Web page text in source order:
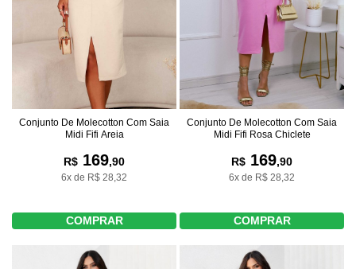
Conjunto De Molecotton Com Saia
Midi Fifi Areia
R$ 169,90
6x de R$ 28,32
COMPRAR
Conjunto De Molecotton Com Saia
Midi Fifi Rosa Chiclete
R$ 169,90
6x de R$ 28,32
COMPRAR